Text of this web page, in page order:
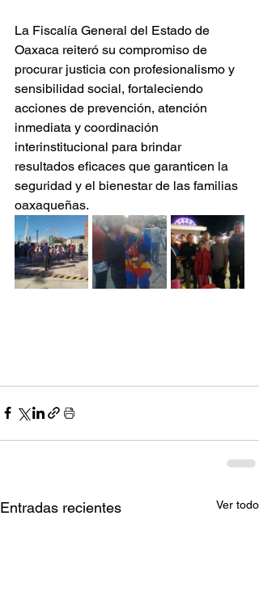
La Fiscalía General del Estado de
Oaxaca reiteró su compromiso de
procurar justicia con profesionalismo y
sensibilidad social, fortaleciendo
acciones de prevención, atención
inmediata y coordinación
interinstitucional para brindar
resultados eficaces que garanticen la
seguridad y el bienestar de las familias
oaxaqueñas.
Entradas recientes Ver todo